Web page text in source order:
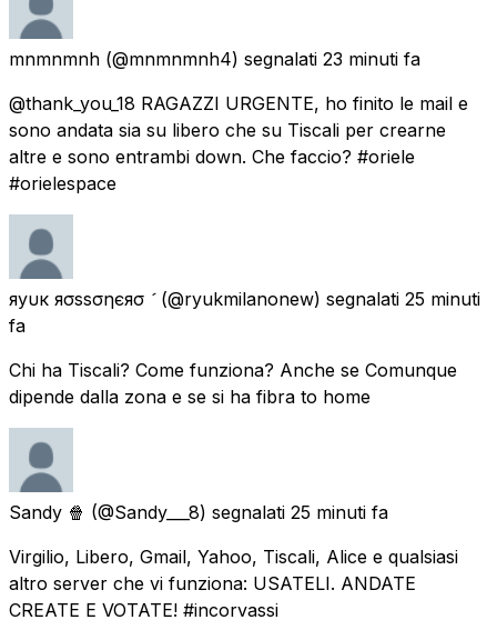
mnmnmnh (@mnmnmnh4) segnalati 23 minuti fa
@thank_you_18 RAGAZZI URGENTE, ho finito le mail e
sono andata sia su libero che su Tiscali per crearne
altre e sono entrambi down. Che faccio? #oriele
#orielespace
яуυк яσѕѕσηєяσ  (@ryukmilanonew) segnalati 25 minuti
fa
Chi ha Tiscali? Come funziona? Anche se Comunque
dipende dalla zona e se si ha fibra to home
Sandy 🍿 (@Sandy___8) segnalati 25 minuti fa
Virgilio, Libero, Gmail, Yahoo, Tiscali, Alice e qualsiasi
altro server che vi funziona: USATELI. ANDATE
CREATE E VOTATE! #incorvassi